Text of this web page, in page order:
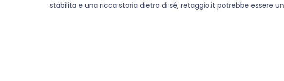
stabilita e una ricca storia dietro di sé, retaggio.it potrebbe essere